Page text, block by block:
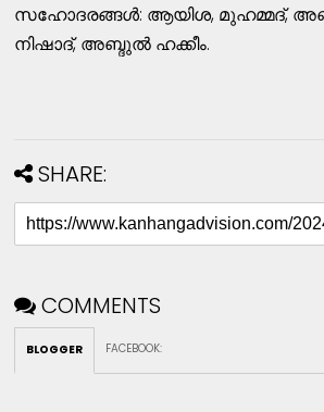
സഹോദരങ്ങള്‍: ആയിശ, മുഹമ്മദ്,
നിഷാദ്, അബ്ദുല്‍ ഹക്കീം.
SHARE:
COMMENTS
BLOGGER FACEBOOK: